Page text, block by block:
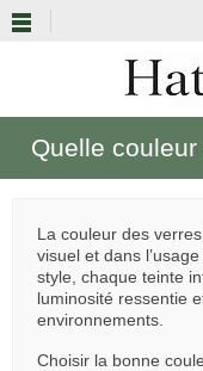
Quelle
La couleur des
visuel et dans
style, chaque teinte
luminosité ressentie
environnements.
Choisir la bonne